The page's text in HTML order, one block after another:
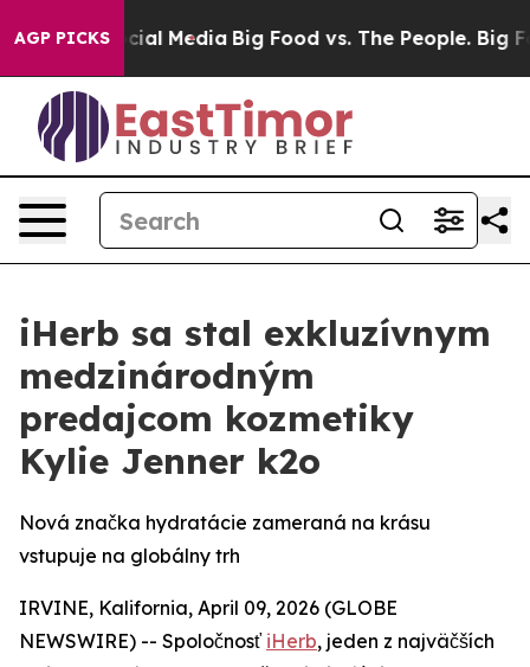
AGP PICKS
on Social Media Big Food vs. The People. Big
iHerb sa stal exkluzívnym
medzinárodným
predajcom kozmetiky
Kylie Jenner k2o
Nová značka hydratácie zameraná na krásu
vstupuje na globálny trh
IRVINE, Kalifornia, April 09, 2026 (GLOBE
NEWSWIRE) -- Spoločnosť iHerb, jeden z najväčších